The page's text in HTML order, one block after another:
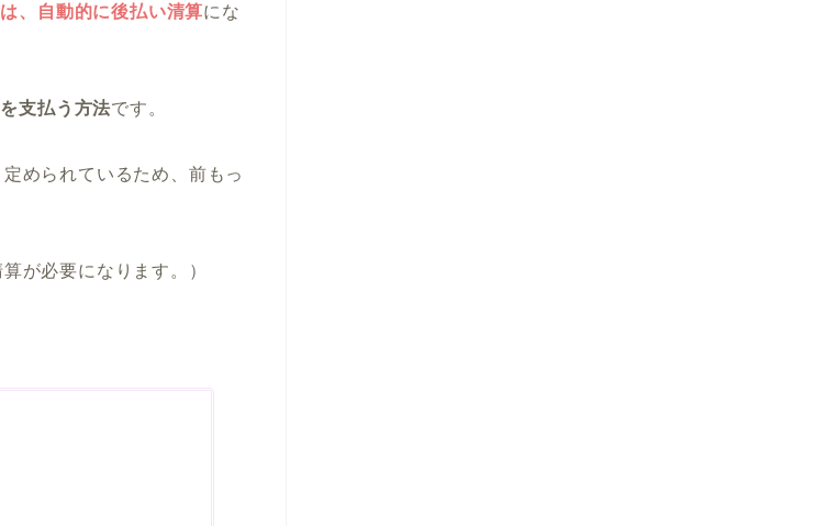
、自動的に後払い清算にな
支払う方法です。
定められているため、前もっ
が必要になります。）